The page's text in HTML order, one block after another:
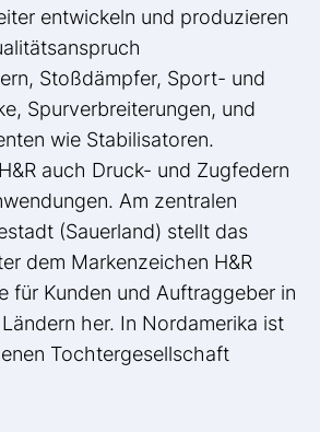
entwickeln und produzieren
Stoßdämpfer, Sport- und
Spurverbreiterungen, und
wie Stabilisatoren.
auch Druck- und Zugfedern
Am zentralen
(Sauerland) stellt das
dem Markenzeichen H&R
für Kunden und Auftraggeber in
her. In Nordamerika ist
Tochtergesellschaft